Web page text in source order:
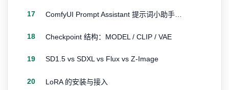
17
18 Checkpoint 结构：MODEL / CLIP / VAE
19 SD1.5 vs SDXL vs Flux vs Z-Image
20 LoRA 的安装与接入